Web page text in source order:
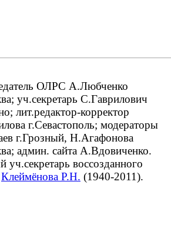
ОЛРС А.Любченко
уч.секретарь С.Гаврилович
лит.редактор-корректор
г.Севастополь; модераторы
г.Грозный, Н.Агафонова
админ. сайта А.Вдовиченко.
уч.секретарь воссозданного
Клеймёнова Р.Н. (1940-2011).